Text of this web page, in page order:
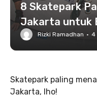
8 Skatepark
Jakarta untuk
Rizki Ramadhan · 4
Skatepark paling
Jakarta, lho!